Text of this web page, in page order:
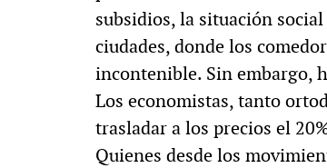
subsidios, la situación
ciudades, donde los
incontenible. Sin embargo,
Los economistas, tanto
trasladar a los precios el
Quienes desde los